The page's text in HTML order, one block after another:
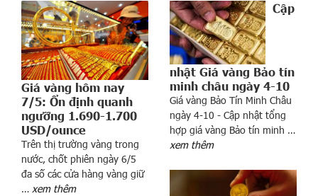
Giá vàng hôm nay
7/5: Ổn định quanh
ngưỡng 1.690-1.700
USD/ounce
Trên thị trường vàng trong
nước, chốt phiên ngày 6/5
đa số các cửa hàng vàng giữ
… xem thêm
Cập
nhật Giá vàng Bảo tín
minh châu ngày 4-10
Giá vàng Bảo Tín Minh Châu
ngày 4-10 - Cập nhật tổng
hợp giá vàng Bảo tín minh …
xem thêm